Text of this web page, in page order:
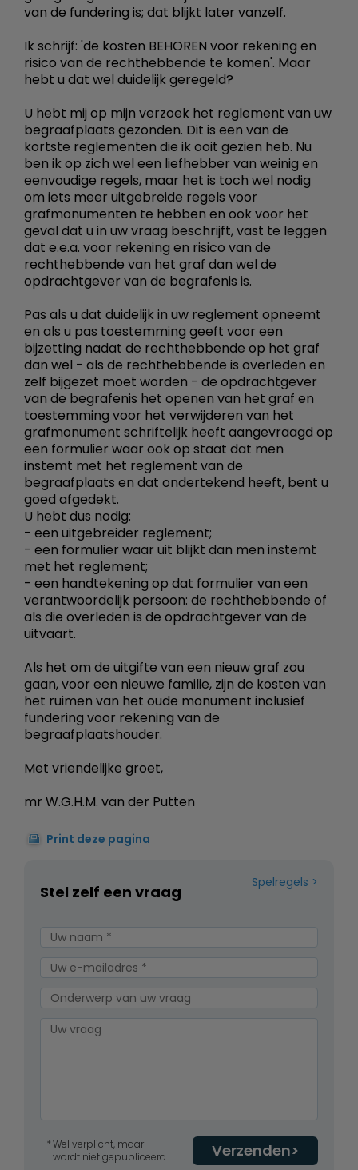
van de fundering is; dat blijkt later vanzelf.
Ik schrijf: 'de kosten BEHOREN voor rekening en
risico van de rechthebbende te komen'. Maar
hebt u dat wel duidelijk geregeld?
U hebt mij op mijn verzoek het reglement van uw
begraafplaats gezonden. Dit is een van de
kortste reglementen die ik ooit gezien heb. Nu
ben ik op zich wel een liefhebber van weinig en
eenvoudige regels, maar het is toch wel nodig
om iets meer uitgebreide regels voor
grafmonumenten te hebben en ook voor het
geval dat u in uw vraag beschrijft, vast te leggen
dat e.e.a. voor rekening en risico van de
rechthebbende van het graf dan wel de
opdrachtgever van de begrafenis is.
Pas als u dat duidelijk in uw reglement opneemt
en als u pas toestemming geeft voor een
bijzetting nadat de rechthebbende op het graf
dan wel - als de rechthebbende is overleden en
zelf bijgezet moet worden - de opdrachtgever
van de begrafenis het openen van het graf en
toestemming voor het verwijderen van het
grafmonument schriftelijk heeft aangevraagd op
een formulier waar ook op staat dat men
instemt met het reglement van de
begraafplaats en dat ondertekend heeft, bent u
goed afgedekt.
U hebt dus nodig:
- een uitgebreider reglement;
- een formulier waar uit blijkt dan men instemt
met het reglement;
- een handtekening op dat formulier van een
verantwoordelijk persoon: de rechthebbende of
als die overleden is de opdrachtgever van de
uitvaart.
Als het om de uitgifte van een nieuw graf zou
gaan, voor een nieuwe familie, zijn de kosten van
het ruimen van het oude monument inclusief
fundering voor rekening van de
begraafplaatshouder.
Met vriendelijke groet,
mr W.G.H.M. van der Putten
Print deze pagina
Spelregels
Stel zelf een vraag
Verzenden
Wel verplicht, maar
wordt niet gepubliceerd.